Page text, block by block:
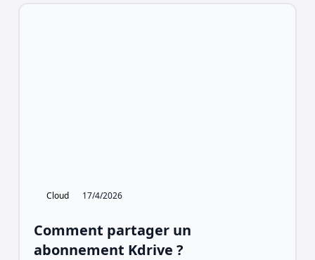
Cloud 17/4/2026
Comment partager un
abonnement Kdrive ?